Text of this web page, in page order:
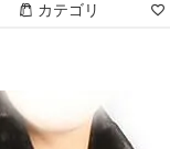
カテゴリ